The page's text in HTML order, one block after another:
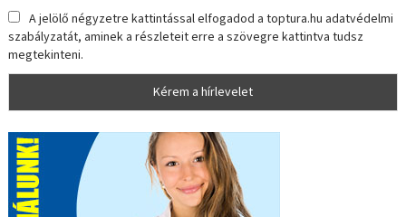
A jelölő négyzetre kattintással elfogadod a toptura.hu adatvédelmi
szabályzatát, aminek a részleteit erre a szövegre kattintva tudsz
megtekinteni.